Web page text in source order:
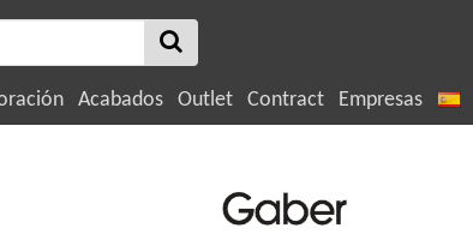
Acabados Outlet Contract Empresas